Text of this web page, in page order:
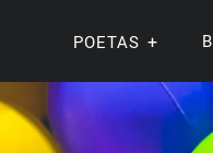
POETAS